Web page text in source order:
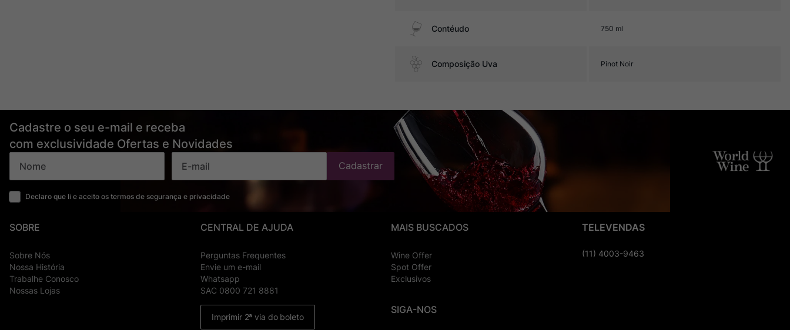
Contéudo 750 ml
Composição Uva Pinot Noir
Cadastre o seu e-mail e receba
com exclusividade Ofertas e Novidades
Declaro que li e aceito os termos de segurança e privacidade
Cadastrar
SOBRE
Sobre Nós
Nossa História
Trabalhe Conosco
Nossas Lojas
CENTRAL DE AJUDA
Perguntas Frequentes
Envie um e-mail
Whatsapp
SAC 0800 721 8881
Imprimir 2ª via do boleto
MAIS BUSCADOS
Wine Offer
Spot Offer
Exclusivos
SIGA-NOS
TELEVENDAS
(11) 4003-9463